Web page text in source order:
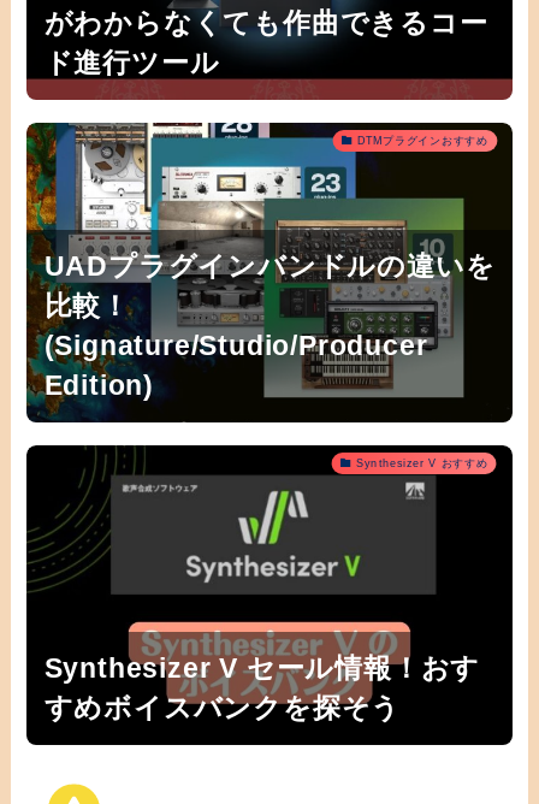
がわからなくても作曲できるコー
ド進行ツール
DTMプラグインおすすめ
UADプラグインバンドルの違いを
比較！
(Signature/Studio/Producer
Edition)
Synthesizer V おすすめ
Synthesizer V セール情報！おす
すめボイスバンクを探そう